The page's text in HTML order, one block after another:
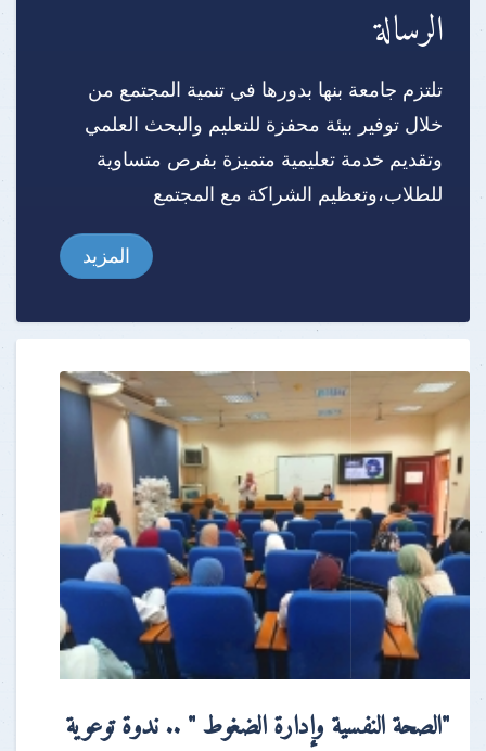
الرسالة
تلتزم جامعة بنها بدورها في تنمية المجتمع من
خلال توفير بيئة محفزة للتعليم والبحث العلمي
وتقديم خدمة تعليمية متميزة بفرص متساوية
للطلاب،وتعظيم الشراكة مع المجتمع
المزيد
"الصحة النفسية وإدارة الضغوط " .. ندوة توعوية